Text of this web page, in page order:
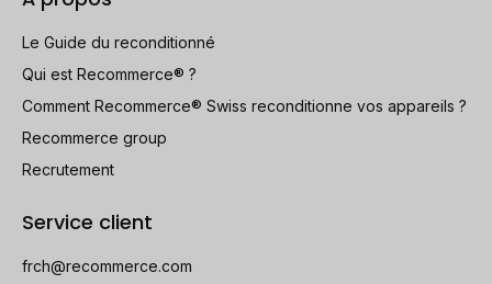
Le Guide du reconditionné
Qui est Recommerce® ?
Comment Recommerce® Swiss reconditionne vos appareils ?
Recommerce group
Recrutement
Service client
frch@recommerce.com